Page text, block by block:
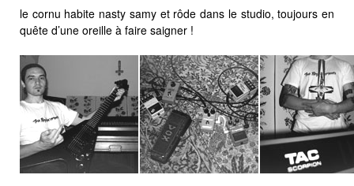
le cornu habite nasty samy et rôde dans le studio, toujours en
quête d’une oreille à faire saigner !